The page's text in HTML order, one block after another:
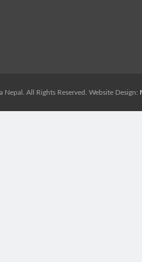
All Rights Reserved. Website Design: